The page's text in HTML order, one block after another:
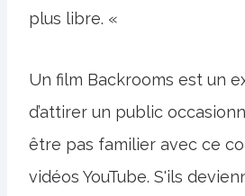
plus libre. «
Un film Backrooms est un
d’attirer un public
être pas familier avec ce
vidéos YouTube. S'ils